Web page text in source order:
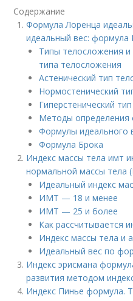
Содержание
Формула Лоренца
идеальный вес:
Типы телосложения
типа телосложения
Астенический тип
Нормостенический
Гиперстенический
Методы определения
Формулы идеального
Формула Брока
Индекс массы тела имт
нормальной массы тела
Идеальный индекс
ИМТ — 18 и менее
ИМТ — 25 и более
Как рассчитывается
Индекс массы тела и
Идеальный вес по
Индекс эрисмана
развития методом
Индекс Пинье формула.